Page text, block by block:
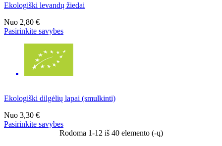
Ekologiški levandų žiedai
Nuo 2,80 €
Pasirinkite savybes
Ekologiški dilgėlių lapai (smulkinti)
Nuo 3,30 €
Pasirinkite savybes
Rodoma 1-12 iš 40 elemento (-ų)